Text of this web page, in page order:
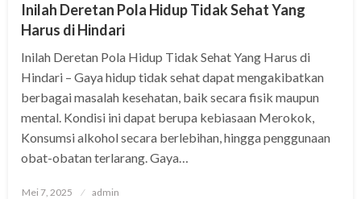
Inilah Deretan Pola Hidup Tidak Sehat Yang
Harus di Hindari
Inilah Deretan Pola Hidup Tidak Sehat Yang Harus di
Hindari – Gaya hidup tidak sehat dapat mengakibatkan
berbagai masalah kesehatan, baik secara fisik maupun
mental. Kondisi ini dapat berupa kebiasaan Merokok,
Konsumsi alkohol secara berlebihan, hingga penggunaan
obat-obatan terlarang. Gaya…
Posted
Mei 7, 2025 admin